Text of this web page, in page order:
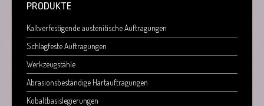
PRODUKTE
Kaltverfestigende austenitische Auftragungen
Schlagfeste Auftragungen
Werkzeugstähle
Abrasionsbeständige Hartauftragungen
Kobaltbasislegierungen